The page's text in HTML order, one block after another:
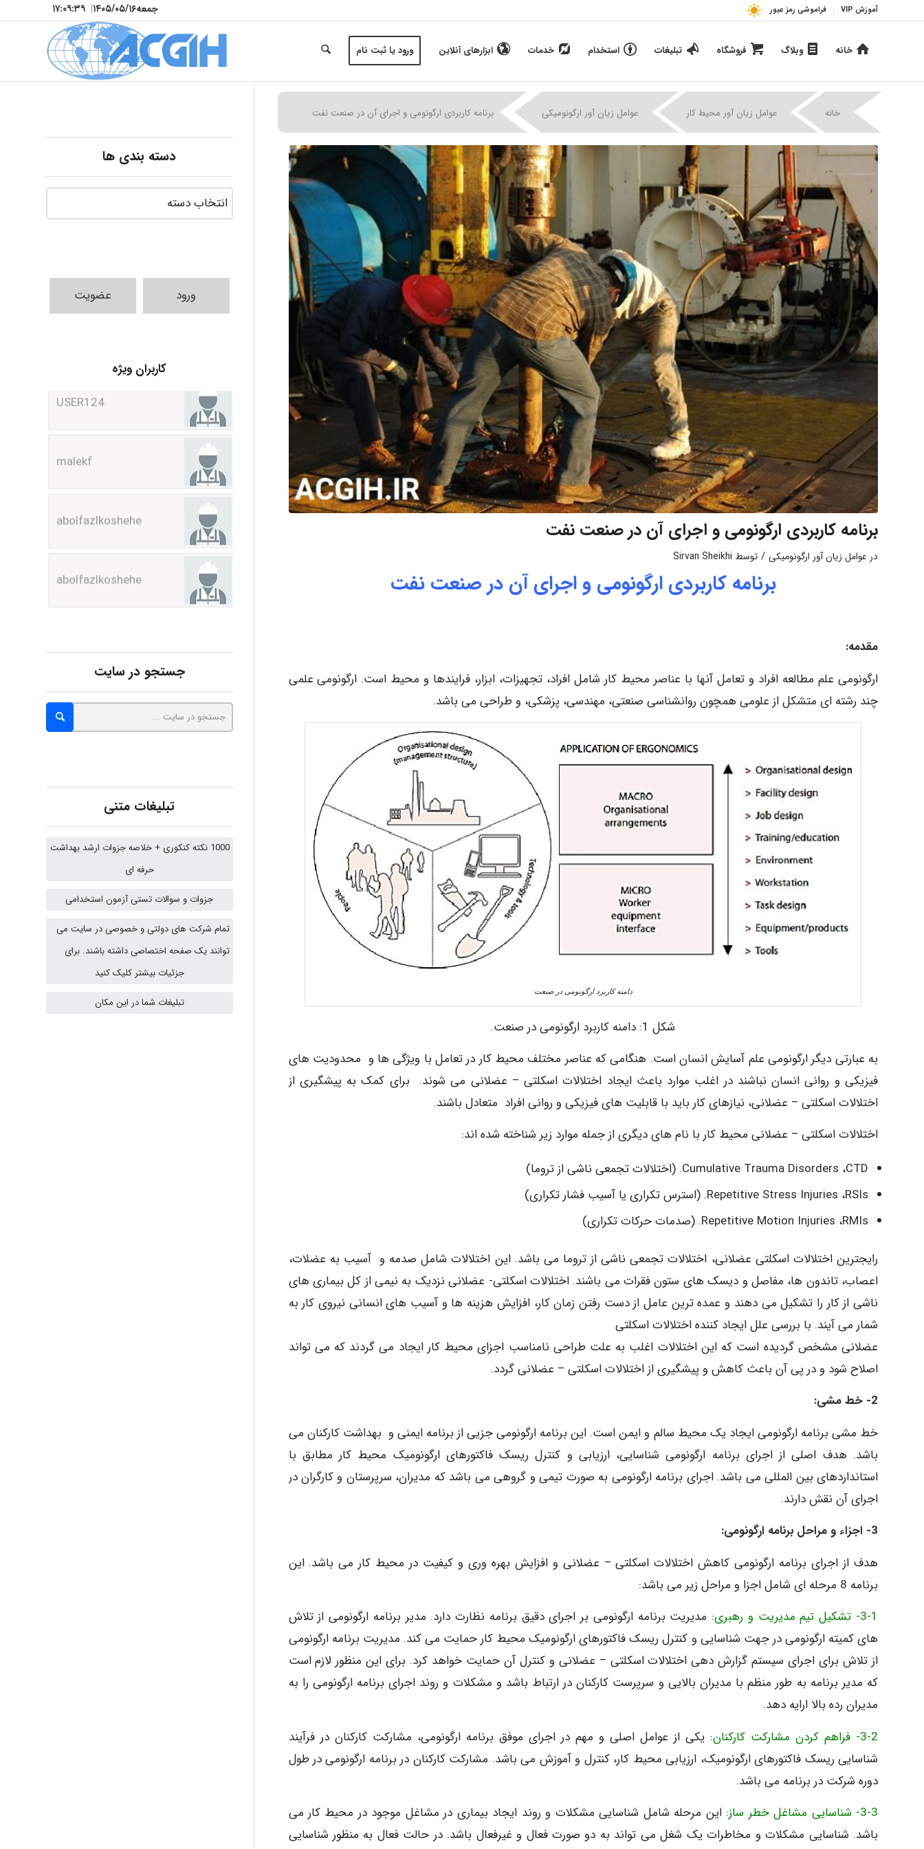
آموزش VIP فراموشی رمز عبور جمعه۱۴۰۵/۰۵/۱۶| ۱۷:۰۹:۴۰
خانه وبلاگ فروشگاه تبلیغات استخدام خدمات ابزارهای آنلاین ورود یا ثبت نام
خانه عوامل زیان آور محیط کار | عوامل زیان آور ارگونومیکی برنامه کاربردی ارگونومی و اجرای آن در صنعت نفت
برنامه کاربردی ارگونومی و اجرای آن در صنعت نفت
در عوامل زیان آور ارگونومیکی / توسط Sirvan Sheikhi
برنامه کاربردی ارگونومی و اجرای آن در صنعت نفت
مقدمه:
ارگونومی علم مطالعه افراد و تعامل آنها با عناصر محیط کار شامل افراد، تجهیزات، ابزار، فرایندها و محیط است. ارگونومی علمی
چند رشته ای متشکل از علومی همچون روانشناسی صنعتی، مهندسی، پزشکی، و طراحی می باشد.
دامنه کاربرد ارگونومی در صنعت
شکل 1: دامنه کاربرد ارگونومی در صنعت.
به عبارتی دیگر ارگونومی علم آسایش انسان است. هنگامی که عناصر مختلف محیط کار در تعامل با ویژگی ها و محدودیت های
فیزیکی و روانی انسان نباشند در اغلب موارد باعث ایجاد اختلالات اسکلتی – عضلانی می شوند. برای کمک به پیشگیری از
اختلالات اسکلتی – عضلانی، نیازهای کار باید با قابلیت های فیزیکی و روانی افراد متعادل باشند.
اختلالات اسکلتی – عضلانی محیط کار با نام های دیگری از جمله موارد زیر شناخته شده اند:
Cumulative Trauma Disorders ،CTD. (اختلالات تجمعی ناشی از تروما)
Repetitive Stress Injuries ،RSIs. (استرس تکراری یا آسیب فشار تکراری)
Repetitive Motion Injuries ،RMIs. (صدمات حرکات تکراری)
رایجترین اختلالات اسکلتی عضلانی، اختلالات تجمعی ناشی از تروما می باشد. این اختلالات شامل صدمه و آسیب به عضلات،
اعصاب، تاندون ها، مفاصل و دیسک های ستون فقرات می باشند. اختلالات اسکلتی- عضلانی نزدیک به نیمی از کل بیماری های
ناشی از کار را تشکیل می دهند و عمده ترین عامل از دست رفتن زمان کار، افزایش هزینه ها و آسیب های انسانی نیروی کار به
شمار می آیند. با بررسی علل ایجاد کننده اختلالات اسکلتی
عضلانی مشخص گردیده است که این اختلالات اغلب به علت طراحی نامناسب اجزای محیط کار ایجاد می گردند که می تواند
اصلاح شود و در پی آن باعث کاهش و پیشگیری از اختلالات اسکلتی – عضلانی گردد.
2- خط مشی:
خط مشی برنامه ارگونومی ایجاد یک محیط سالم و ایمن است. این برنامه ارگونومی جزیی از برنامه ایمنی و بهداشت کارکنان می
باشد. هدف اصلی از اجرای برنامه ارگونومی شناسایی، ارزیابی و کنترل ریسک فاکتورهای ارگونومیک محیط کار مطابق با
استانداردهای بین المللی می باشد. اجرای برنامه ارگونومی به صورت تیمی و گروهی می باشد که مدیران، سرپرستان و کارگران در
اجرای آن نقش دارند.
3- اجزاء و مراحل برنامه ارگونومی:
هدف از اجرای برنامه ارگونومی کاهش اختلالات اسکلتی – عضلانی و افزایش بهره وری و کیفیت در محیط کار می باشد. این
برنامه 8 مرحله ای شامل اجزا و مراحل زیر می باشد:
3-1- تشکیل تیم مدیریت و رهبری
: مدیریت برنامه ارگونومی بر اجرای دقیق برنامه نظارت دارد. مدیر برنامه ارگونومی از تلاش
های کمیته ارگونومی در جهت شناسایی و کنترل ریسک فاکتورهای ارگونومیک محیط کار حمایت می کند. مدیریت برنامه ارگونومی
از تلاش برای اجرای سیستم گزارش دهی اختلالات اسکلتی – عضلانی و کنترل آن حمایت خواهد کرد. برای این منظور لازم است
که مدیر برنامه به طور منظم با مدیران بالایی و سرپرست کارکنان در ارتباط باشد و مشکلات و روند اجرای برنامه ارگونومی را به
مدیران رده بالا ارایه دهد.
3-2- فراهم کردن مشارکت کارکنان
: یکی از عوامل اصلی و مهم در اجرای موفق برنامه ارگونومی، مشارکت کارکنان در فرآیند
شناسایی ریسک فاکتورهای ارگونومیک، ارزیابی محیط کار، کنترل و آموزش می باشد. مشارکت کارکنان در برنامه ارگونومی در طول
دوره شرکت در برنامه می باشد.
3-3- شناسایی مشاغل خطر ساز
: این مرحله شامل شناسایی مشکلات و روند ایجاد بیماری در مشاغل موجود در محیط کار می
باشد. شناسایی مشکلات و مخاطرات یک شغل می تواند به دو صورت فعال و غیرفعال باشد. در حالت فعال به منظور شناسایی
دسته بندی ها
ورود عضویت
کاربران ویژه
malekf
abolfazlkoshehe
abolfazlkoshehe
A.balandeh
Jafar Tym
Poubakhtiari
USER124
جستجو در سایت
تبلیغات متنی
1000 نکته کنکوری + خلاصه جزوات ارشد بهداشت
حرفه ای
جزوات و سوالات تستی آزمون استخدامی
تمام شرکت های دولتی و خصوصی در سایت می
توانند یک صفحه اختصاصی داشته باشند. برای
جزئیات بیشتر کلیک کنید
تبلیغات شما در این مکان